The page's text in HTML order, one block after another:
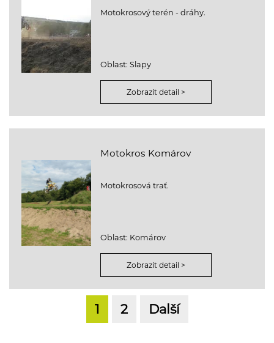
Motokrosový terén - dráhy.
Oblast: Slapy
Zobrazit detail >
Motokros Komárov
Motokrosová trať.
Oblast: Komárov
Zobrazit detail >
1 2 Další